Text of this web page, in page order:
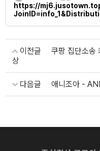
https://
이전글
쿠팡 집단소송
상
다음글 애니조아 -